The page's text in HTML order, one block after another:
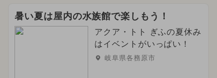
暑い夏は屋内の水族館で楽しもう！
アクア・トト ぎふの夏休み
はイベントがいっぱい！
岐阜県各務原市